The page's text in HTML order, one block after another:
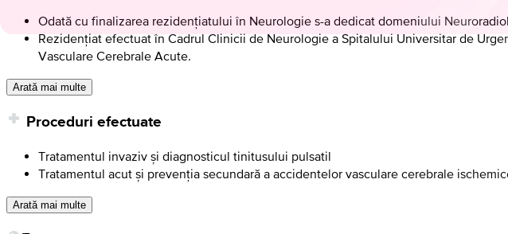
Odată cu finalizarea rezidențiatului în Neurologie s-a dedicat domeniului
Rezidențiat efectuat în Cadrul Clinicii de Neurologie a Spitalului Universitar de
Vasculare Cerebrale Acute.
Arată mai multe
Proceduri efectuate
Tratamentul invaziv și diagnosticul tinitusului pulsatil
Tratamentul acut și prevenția secundară a accidentelor vasculare cerebrale
Arată mai multe